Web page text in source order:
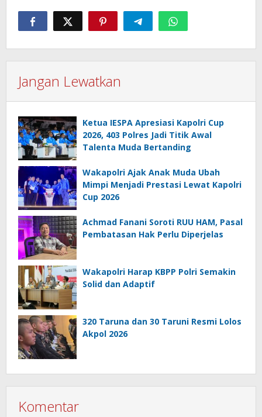
Jangan Lewatkan
Ketua IESPA Apresiasi Kapolri Cup
2026, 403 Polres Jadi Titik Awal
Talenta Muda Bertanding
Wakapolri Ajak Anak Muda Ubah
Mimpi Menjadi Prestasi Lewat Kapolri
Cup 2026
Achmad Fanani Soroti RUU HAM, Pasal
Pembatasan Hak Perlu Diperjelas
Wakapolri Harap KBPP Polri Semakin
Solid dan Adaptif
320 Taruna dan 30 Taruni Resmi Lolos
Akpol 2026
Komentar